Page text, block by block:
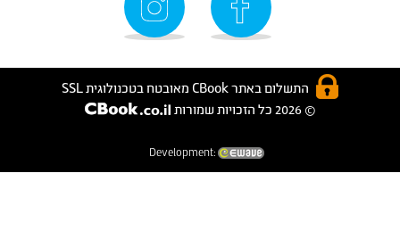
התשלום באתר CBook מאובטח בטכנולוגית SSL
© 2026 כל הזכויות שמורות
Development: